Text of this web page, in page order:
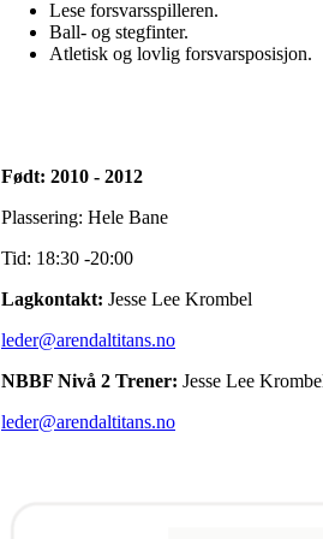
Lese forsvarsspilleren.
Ball- og stegfinter.
Atletisk og lovlig forsvarsposisjon.
Født: 2010 - 2012
Plassering: Hele Bane
Tid: 18:30 -20:00
Lagkontakt: Jesse Lee Krombel
leder@arendaltitans.no
NBBF Nivå 2 Trener: Jesse Lee
leder@arendaltitans.no